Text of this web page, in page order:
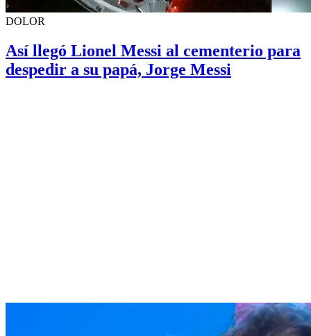
DOLOR
Así llegó Lionel Messi al cementerio para
despedir a su papá, Jorge Messi